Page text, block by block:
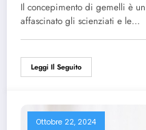
Il concepimento di gemelli è
affascinato gli scienziati e le…
Leggi Il Seguito
Ottobre 22, 2024